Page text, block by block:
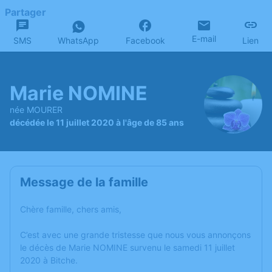
Partager
SMS WhatsApp Facebook E-mail Lien
Marie NOMINE
née MOURER
décédée le 11 juillet 2020 à l'âge de 85 ans
Message de la famille
Chère famille, chers amis,
C’est avec une grande tristesse que nous vous annonçons
le décès de Marie NOMINE survenu le samedi 11 juillet
2020 à Bitche.